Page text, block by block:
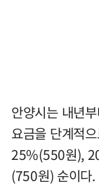
안양시는 내년
요금을 단계적
25%(550원),
(750원) 순이다.